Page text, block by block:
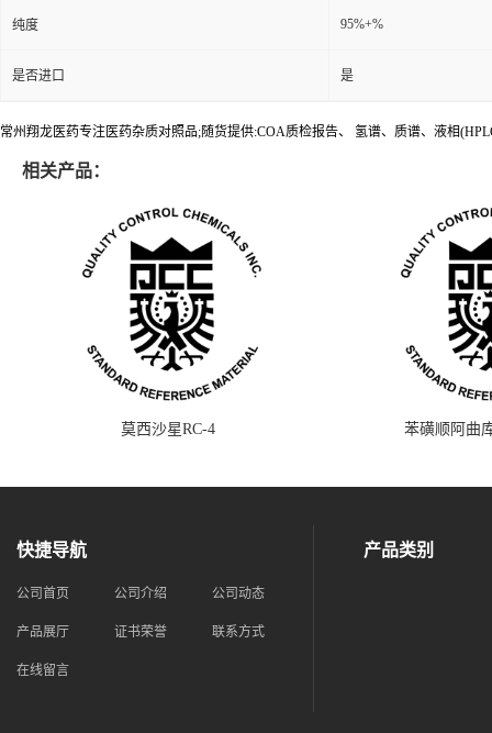
纯度 95%+%
是否进口 是
常州翔龙医药专注医药杂质对照品;随货提供:COA质检报告、 氢谱、质谱、液相
相关产品：
莫西沙星RC-4 苯磺顺阿曲
快捷导航
公司首页 公司介绍 公司动态
产品展厅 证书荣誉 联系方式
在线留言
产品类别